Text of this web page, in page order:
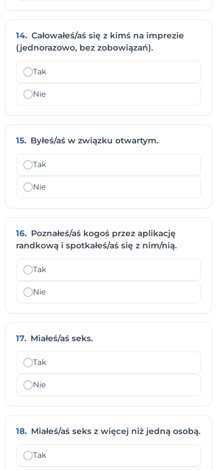
14. Całowałeś/aś się z kimś na imprezie
(jednorazowo, bez zobowiązań).
Tak
Nie
15. Byłeś/aś w związku otwartym.
Tak
Nie
16. Poznałeś/aś kogoś przez aplikację
randkową i spotkałeś/aś się z nim/nią.
Tak
Nie
17. Miałeś/aś seks.
Tak
Nie
18. Miałeś/aś seks z więcej niż jedną osobą.
Tak